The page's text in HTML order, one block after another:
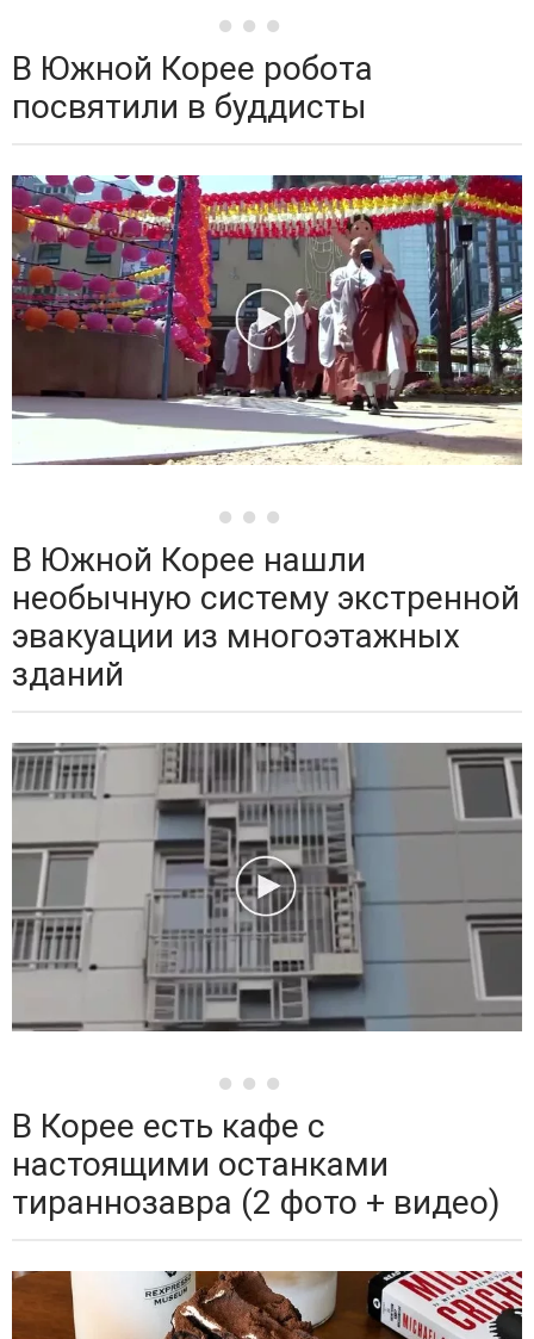
В Южной Корее робота
посвятили в буддисты
В Южной Корее нашли
необычную систему экстренной
эвакуации из многоэтажных
зданий
В Корее есть кафе с
настоящими останками
тираннозавра (2 фото + видео)